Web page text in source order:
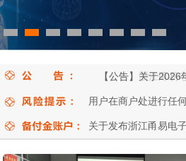
【公告】关于
【公告】浙江甬易
用户在商户处进行任
关于发布浙江甬易电